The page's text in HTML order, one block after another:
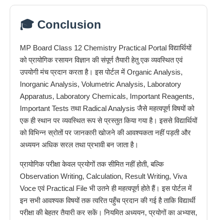
🎓 Conclusion
MP Board Class 12 Chemistry Practical Portal विद्यार्थियों
को प्रायोगिक रसायन विज्ञान की संपूर्ण तैयारी हेतु एक व्यवस्थित एवं
उपयोगी मंच प्रदान करता है। इस पोर्टल में Organic Analysis,
Inorganic Analysis, Volumetric Analysis, Laboratory
Apparatus, Laboratory Chemicals, Important Reagents,
Important Tests तथा Radical Analysis जैसे महत्वपूर्ण विषयों को
एक ही स्थान पर व्यवस्थित रूप से प्रस्तुत किया गया है। इससे विद्यार्थियों
को विभिन्न स्रोतों पर जानकारी खोजने की आवश्यकता नहीं पड़ती और
अध्ययन अधिक सरल तथा प्रभावी बन जाता है।
प्रायोगिक परीक्षा केवल प्रयोगों तक सीमित नहीं होती, बल्कि
Observation Writing, Calculation, Result Writing, Viva
Voce एवं Practical File भी उतने ही महत्वपूर्ण होते हैं। इस पोर्टल में
इन सभी आवश्यक विषयों तक त्वरित पहुँच प्रदान की गई है ताकि विद्यार्थी
परीक्षा की बेहतर तैयारी कर सकें। नियमित अध्ययन, प्रयोगों का अभ्यास,